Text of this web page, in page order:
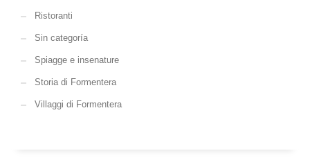
Ristoranti
Sin categoría
Spiagge e insenature
Storia di Formentera
Villaggi di Formentera